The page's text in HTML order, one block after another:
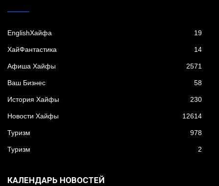
EnglishХайфа 19
XайФантастика 14
Афиша Хайфы 2571
Ваш Бизнес 58
История Хайфы 230
Новости Хайфы 12614
Туризм 978
Туризм 2
КАЛЕНДАРЬ НОВОСТЕЙ